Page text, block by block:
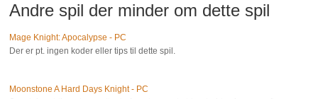
Andre spil der minder om dette spil
Mage Knight: Apocalypse - PC
Der er pt. ingen koder eller tips til dette spil.
Moonstone A Hard Days Knight - PC